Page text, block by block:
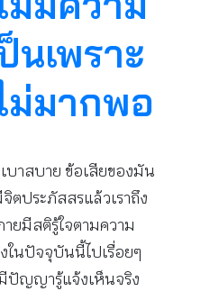
นเพราะ
ม่มากพอ
บาสบาย ข้อเสียของมัน
ตประภัสสรแล้วเราถึง
มีสติรู้ใจตามความ
ในปัจจุบันนี้ไปเรื่อยๆ
ปัญญารู้แจ้งเห็นจริง